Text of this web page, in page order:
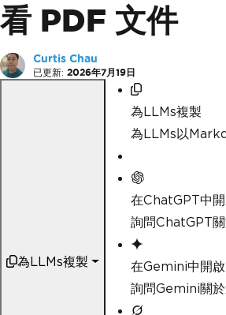
看 PDF 文件
Curtis Chau
已更新: 2026年7月19日
為LLMs複製
為LLMs複製
為LLMs以
在ChatGPT中
詢問ChatGPT
在Gemini中開啟
詢問Gemini關